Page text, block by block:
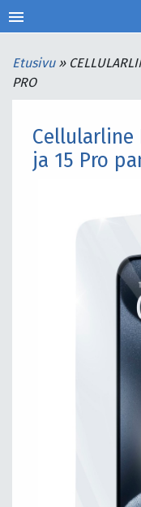
menu
Etusivu »
PRO
Cellularline
ja 15 Pro